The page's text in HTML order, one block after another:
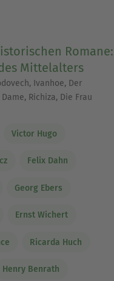
Romane:
Mittelalters
Ivanhoe, Der
Richiza, Die Frau
Victor Hugo
Felix Dahn
Georg Ebers
Ernst Wichert
Ricarda Huch
Henry Benrath